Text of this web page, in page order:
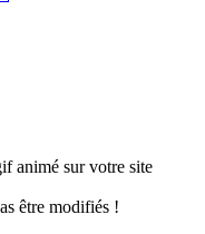
animé sur votre site
être modifiés !